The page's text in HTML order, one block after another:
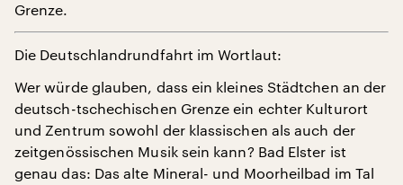
Grenze.
Die Deutschlandrundfahrt im Wortlaut:
Wer würde glauben, dass ein kleines Städtchen an der
deutsch-tschechischen Grenze ein echter Kulturort
und Zentrum sowohl der klassischen als auch der
zeitgenössischen Musik sein kann? Bad Elster ist
genau das: Das alte Mineral- und Moorheilbad im Tal